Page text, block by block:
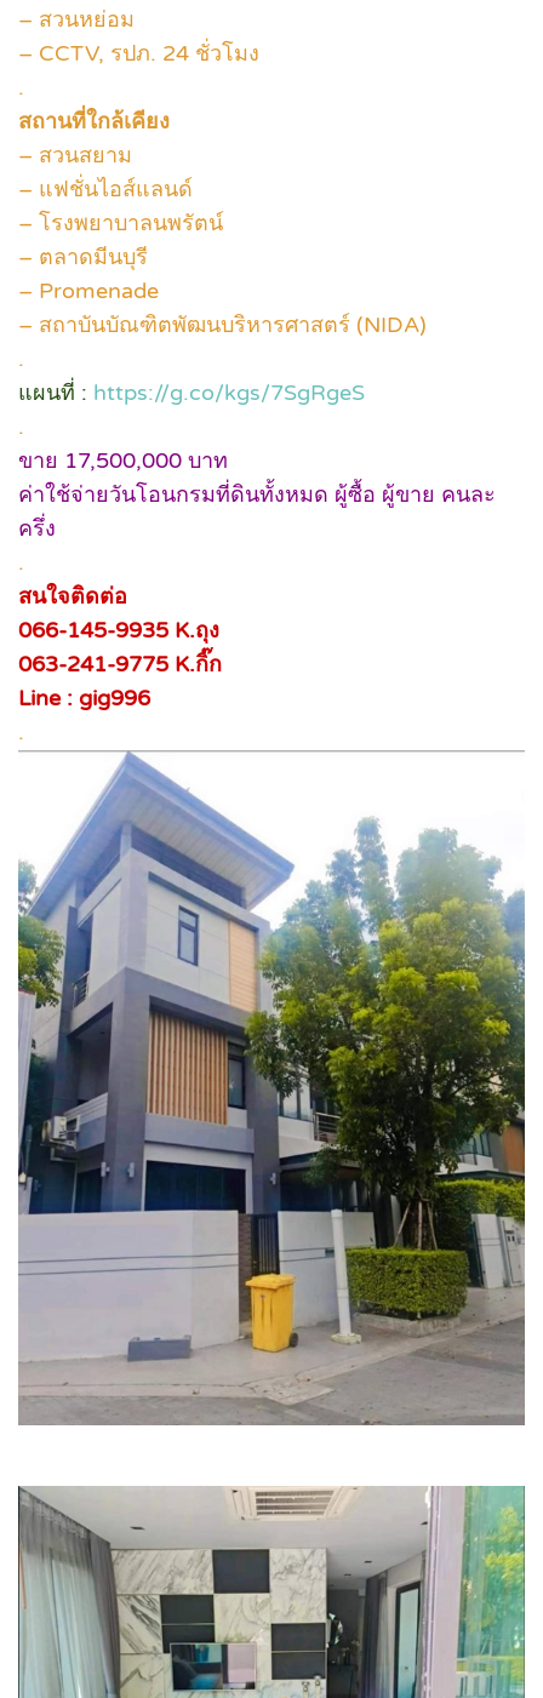
– สวนหย่อม
– CCTV, รปภ. 24 ชั่วโมง
.
สถานที่ใกล้เคียง
– สวนสยาม
– แฟชั่นไอส์แลนด์
– โรงพยาบาลนพรัตน์
– ตลาดมีนบุรี
– Promenade
– สถาบันบัณฑิตพัฒนบริหารศาสตร์ (NIDA)
.
แผนที่ : https://g.co/kgs/7SgRgeS
.
ขาย 17,500,000 บาท
ค่าใช้จ่ายวันโอนกรมที่ดินทั้งหมด ผู้ซื้อ ผู้ขาย คนละ
ครึ่ง
.
สนใจติดต่อ
066-145-9935 K.ถุง
063-241-9775 K.กิ๊ก
Line : gig996
.